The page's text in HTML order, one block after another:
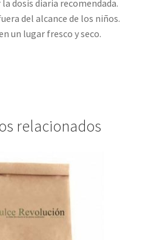
dosis diaria recomendada.
del alcance de los niños.
un lugar fresco y seco.
relacionados